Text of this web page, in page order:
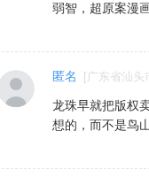
弱智，超原案漫
匿名 [ 广东省汕头
龙珠早就把版权
想的，而不是鸟